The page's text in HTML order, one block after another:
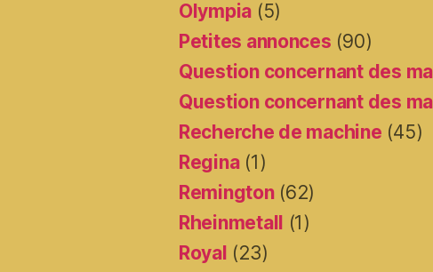
Olympia (5)
Petites annonces (90)
Question concernant des
Question concernant des
Recherche de machine (45)
Regina(1)
Remington(62)
Rheinmetall (1)
Royal (23)